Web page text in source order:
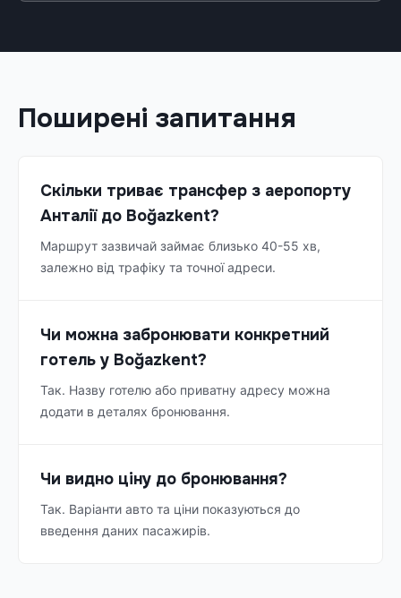
Поширені запитання
Скільки триває трансфер з аеропорту
Анталії до Boğazkent?
Маршрут зазвичай займає близько 40-55 хв,
залежно від трафіку та точної адреси.
Чи можна забронювати конкретний
готель у Boğazkent?
Так. Назву готелю або приватну адресу можна
додати в деталях бронювання.
Чи видно ціну до бронювання?
Так. Варіанти авто та ціни показуються до
введення даних пасажирів.